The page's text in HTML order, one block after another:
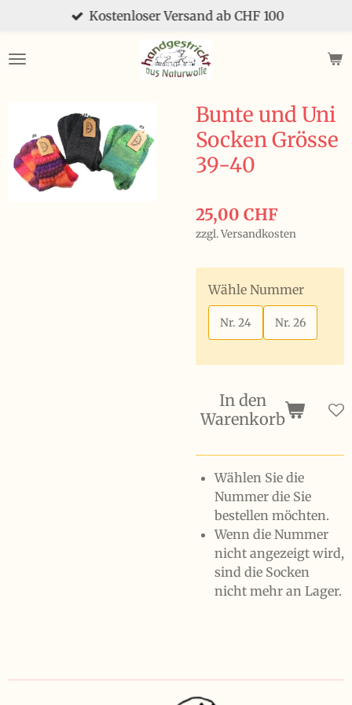
springen
Kostenloser Versand ab CHF 100
Bunte und Uni
Socken Grösse
39-40
25,00 CHF
zzgl. Versandkosten
Wähle Nummer
Nr. 24 Nr. 26
In den
Warenkorb
Wählen Sie die
Nummer die Sie
bestellen möchten.
Wenn die Nummer
nicht angezeigt wird,
sind die Socken
nicht mehr an Lager.